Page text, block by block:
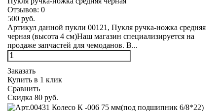
Отзывов: 0
500 руб.
Артикул данной пукли 00121, Пукля ручка-ножка средняя
черная (высота 4 см)Наш магазин специализируется на
продаже запчастей для чемоданов. В...
Заказать
Купить в 1 клик
Сравнить
Скидка 80 руб.